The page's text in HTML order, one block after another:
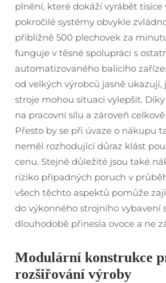
plnění, které dokáží vyrábět tisíce
pokročilé systémy obvykle
přibližně 500 plechovek za
funguje v těsné spolupráci s
automatizovaného balícího
od velkých výrobců jasně ukazují,
stroje mohou situaci vylepšit.
na pracovní sílu a zároveň
Přesto by se při úvaze o nákupu
neměl rozhodující důraz klást
cenu. Stejně důležité jsou také
riziko případných poruch v
všech těchto aspektů pomůže
do výkonného strojního vybavení
dlouhodobě přinesla ovoce a ne
Modulární konstrukce
rozšiřování výroby